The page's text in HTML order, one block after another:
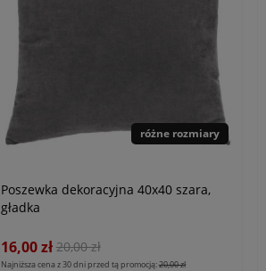
różne rozmiary
Poszewka dekoracyjna 40x40 szara,
gładka
16,00 zł 20,00 zł
Najniższa cena z 30 dni przed tą promocją:20,00 zł